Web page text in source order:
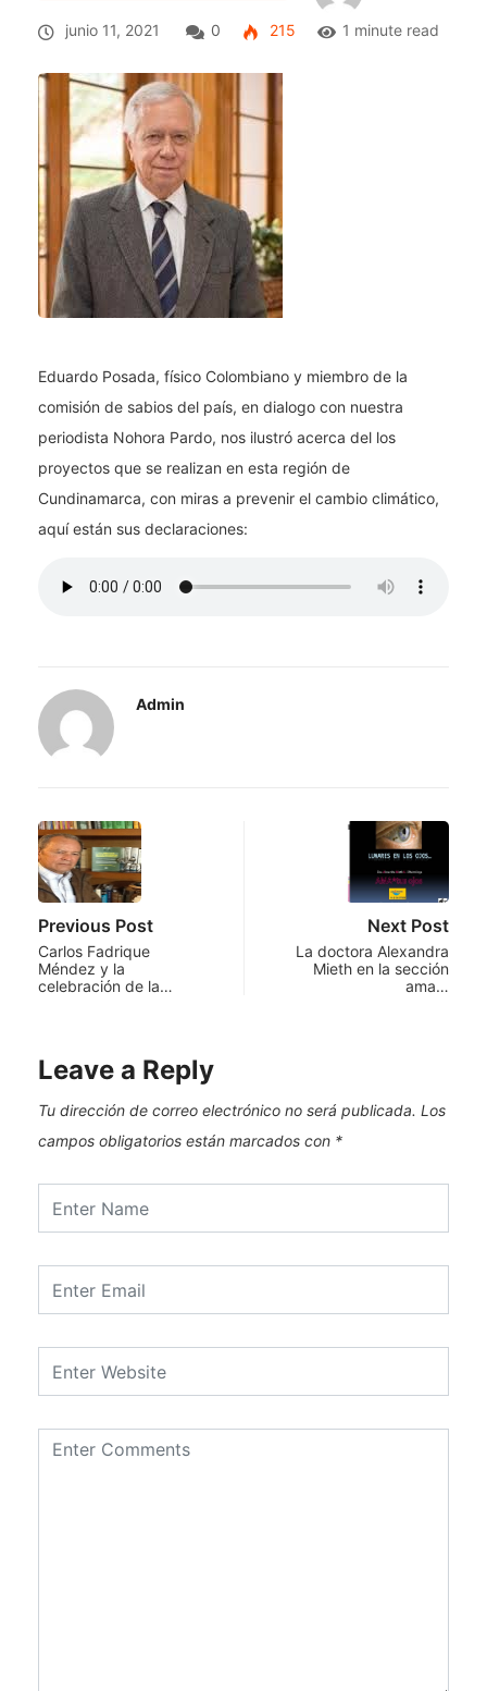
junio 11, 2021 0 215 1 minute read
Eduardo Posada, físico Colombiano y miembro de la
comisión de sabios del país, en dialogo con nuestra
periodista Nohora Pardo, nos ilustró acerca del los
proyectos que se realizan en esta región de
Cundinamarca, con miras a prevenir el cambio climático,
aquí están sus declaraciones:
Admin
Previous Post
Carlos Fadrique
Méndez y la
celebración de la…
Next Post
La doctora Alexandra
Mieth en la sección
ama…
Leave a Reply
Tu dirección de correo electrónico no será publicada. Los
campos obligatorios están marcados con *